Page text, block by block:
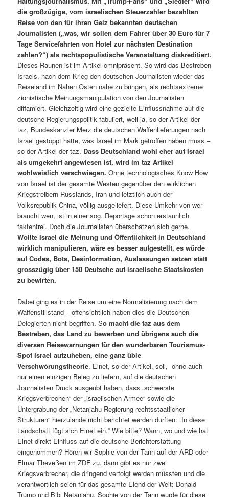
die großzügige, vom israelischen Steuerzahler bezahlten
Reise von den für ihren Geiz bekannten deutschen
Journalisten („was, wir sollen dem Fahrer über 30 Euro für 7
Tage Servicefahrten von Hotel zur nächsten Destination
zahlen?“) als rechtspopulistische Veranstaltung diskreditiert.
Dieses Raunen ist im Artikel omnipräsent. So wird das Bestreben
Israels, nach dem Krieg den deutschen Journalisten wieder das
Reiseland im Nahen Osten nahe zu bringen, als rechtsextreme
zionistische Meinungsmanipulation von den Journalisten
diffamiert. Gleichzeitig wird eine gezielte Einflussnahme auf die
deutsche Regierungspolitik fabuliert, weil ja, so der Artikel der
taz, Bundeskanzler Merz die deutschen Waffenlieferungen nach
Israel gestoppt hätte, was Israel im Mark getroffen haben muss –
so der Artikel der taz. Dass Deutschland wohl eher auf Israel
als umgekehrt angewiesen ist, wird im taz Artikel
wohlweislich verschwiegen.Ohne technologisches Know How
von Israel ist der gesamte Westen gegenüber den wirklichen
Kriegstreibern Russlands, Iran und letztlich auch der
Volksrepublik China, völlig ausgeliefert. Diese Umkehr von wer
braucht wen, ist in einer sog. Reportage schon erstaunlich
faktenfrei. Doch die Journalisten überschätzen sich gerne.
Wollte Israel die Meinung und Öffentlichkeit in Deutschland
wirklich manipulieren, wäre es besser aufgestellt, es würde
auf Codes, Bots, Desinformation, Auslassungen setzen statt
grosszügig über 150 Deutsche auf israelische Staatskosten
zu bewirten.
Dabei ging es in der Reise um eine Normalisierung nach dem
Waffenstillstand – offensichtlich haben dies die Deutschen
Delegierten nicht begriffen. So macht die taz aus dem
Bestreben, das Land zu bewerben und übrigens auch die
diversen Reisewarnungen für den wunderbaren Tourismus-
Spot Israel aufzuheben, eine ganz üble
Verschwörungstheorie. Elnet, so der Artikel, soll, ohne auch
nur einen einzigen Beleg zu liefern, auf die deutschen
Journalisten Druck ausgeübt haben, dass „schwerste
Kriegsverbrechen“ der „israelischen Armee“ sowie die
Untergrabung der „Netanjahu-Regierung rechtsstaatlicher
Strukturen“ hierzulande nicht berichtet werden durften: „In diese
Landschaft fügt sich Elnet ein.“ Wie bitte? Wann, wo und wie hat
Elnet direkt Einfluss auf die deutsche Berichterstattung
eingenommen? Hören wir Sophie von der Tann auf der ARD oder
Elmar Theveßen im ZDF zu, dann gibt es nur zwei
Kriegsverbrecher, die dringend verfolgt werden müssten und die
verantwortlich seien für das gesamte Elend der Welt: Donald
Trump und Bibi Netanjahu. Sophie von der Tann wurde für diese